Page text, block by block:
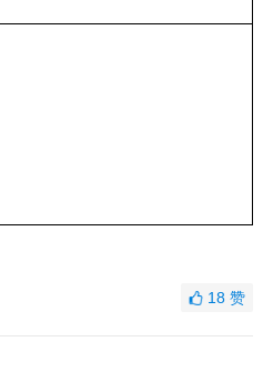
18赞